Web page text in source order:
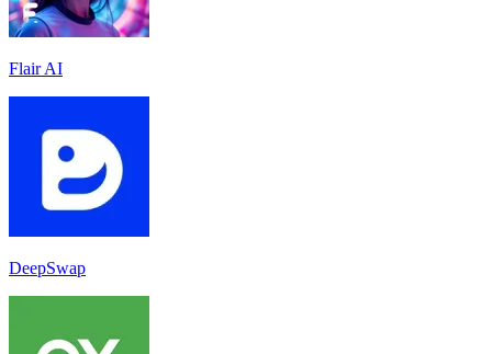
Flair AI
DeepSwap